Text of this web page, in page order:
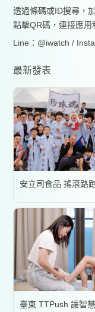
透過條碼或ID搜尋，
點擊QR碼，連接應用
Line：@iwatch /
最新發表